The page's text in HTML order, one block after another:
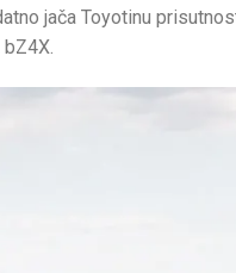
jača Toyotinu